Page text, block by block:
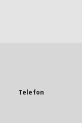
Telefon